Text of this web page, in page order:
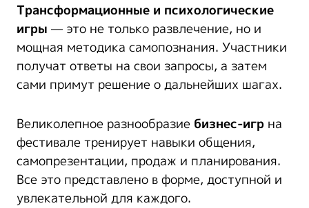
Трансформационные и психологические
игры — это не только развлечение, но и
мощная методика самопознания. Участники
получат ответы на свои запросы, а затем
сами примут решение о дальнейших шагах.
Великолепное разнообразие бизнес-игр на
фестивале тренирует навыки общения,
самопрезентации, продаж и планирования.
Все это представлено в форме, доступной и
увлекательной для каждого.